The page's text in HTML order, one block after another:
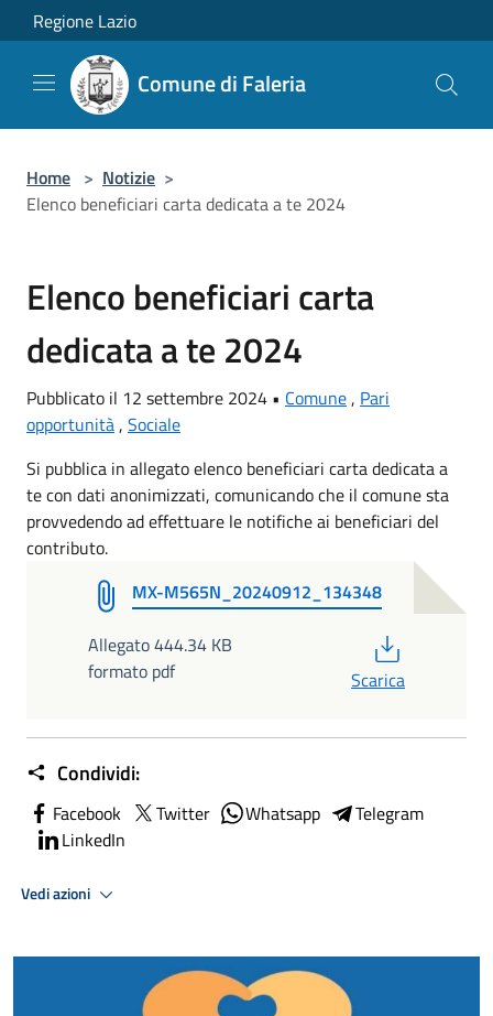
Salta al contenuto principale
Regione Lazio
Comune di Faleria
Home > Notizie >
Elenco beneficiari carta dedicata a te 2024
Elenco beneficiari carta
dedicata a te 2024
Pubblicato il 12 settembre 2024 • Comune, Pari
opportunità, Sociale
Si pubblica in allegato elenco beneficiari carta dedicata a
te con dati anonimizzati, comunicando che il comune sta
provvedendo ad effettuare le notifiche ai beneficiari del
contributo.
MX-M565N_20240912_134348
Allegato 444.34 KB
formato pdf
Scarica
Condividi:
Facebook Twitter Whatsapp
Telegram
LinkedIn
Vedi azioni